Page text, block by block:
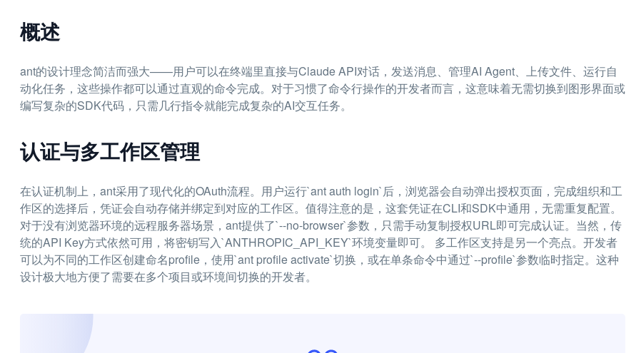
概述
ant的设计理念简洁而强大——用户可以在终端里直接与Claude API对话，发送消息、管理AI Agent、上传文件、运行自
动化任务，这些操作都可以通过直观的命令完成。对于习惯了命令行操作的开发者而言，这意味着无需切换到图形界面或
编写复杂的SDK代码，只需几行指令就能完成复杂的AI交互任务。
认证与多工作区管理
在认证机制上，ant采用了现代化的OAuth流程。用户运行`ant auth login`后，浏览器会自动弹出授权页面，完成组织和工
作区的选择后，凭证会自动存储并绑定到对应的工作区。值得注意的是，这套凭证在CLI和SDK中通用，无需重复配置。
对于没有浏览器环境的远程服务器场景，ant提供了`--no-browser`参数，只需手动复制授权URL即可完成认证。当然，传
统的API Key方式依然可用，将密钥写入`ANTHROPIC_API_KEY`环境变量即可。 多工作区支持是另一个亮点。开发者
可以为不同的工作区创建命名profile，使用`ant profile activate`切换，或在单条命令中通过`--profile`参数临时指定。这种
设计极大地方便了需要在多个项目或环境间切换的开发者。